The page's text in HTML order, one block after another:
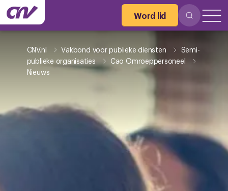
Word lid
CNV.nl Vakbond voor publieke diensten
Semi-
publieke organisaties
Cao Omroeppersoneel
Nieuws